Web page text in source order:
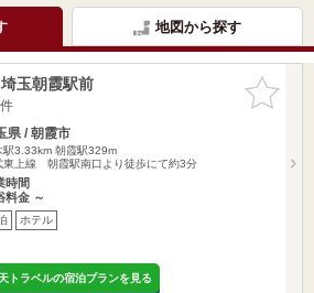
地図から探す
お気に入
りに追加
玉朝霞駅前
県 / 朝霞市
駅3.33km 朝霞駅329m
東上線 朝霞駅南口より徒歩にて約3分
時間
料金 ～
ホテル
トラベルの宿泊プランを見る